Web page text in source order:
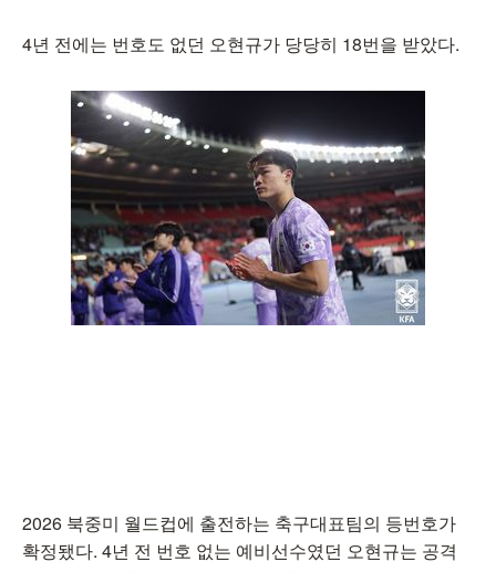
4년 전에는 번호도 없던 오현규가 당당히 18번을 받았다.
2026 북중미 월드컵에 출전하는 축구대표팀의 등번호가
확정됐다. 4년 전 번호 없는 예비선수였던 오현규는 공격